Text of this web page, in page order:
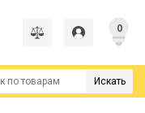
0
Искать